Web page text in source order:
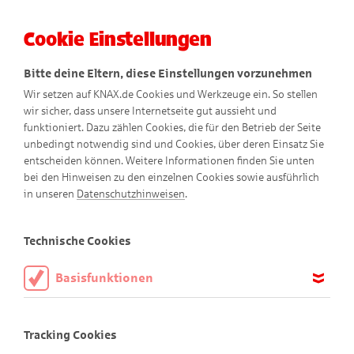
Nero-Kekse
Cookie Einstellungen
Bitte deine Eltern, diese Einstellungen vorzunehmen
Wir setzen auf KNAX.de Cookies und Werkzeuge ein. So stellen
wir sicher, dass unsere Internetseite gut aussieht und
funktioniert. Dazu zählen Cookies, die für den Betrieb der Seite
unbedingt notwendig sind und Cookies, über deren Einsatz Sie
entscheiden können. Weitere Informationen finden Sie unten
bei den Hinweisen zu den einzelnen Cookies sowie ausführlich
in unseren Datenschutzhinweisen.
Technische Cookies
Basisfunktionen
aktiviert sein.
Tracking Cookies